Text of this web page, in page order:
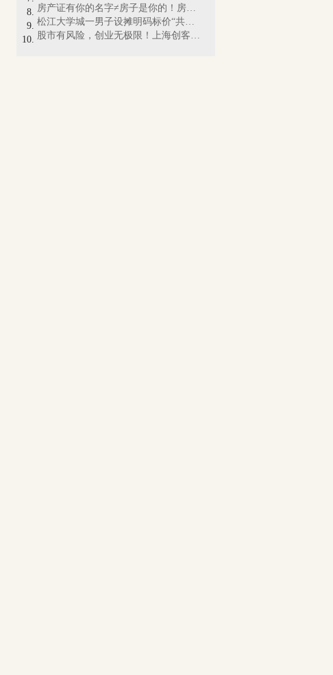
房产证有你的名字≠房子是你的！房产证即...
松江大学城一男子设摊明码标价“共享女友...
股市有风险，创业无极限！上海创客梦想起航